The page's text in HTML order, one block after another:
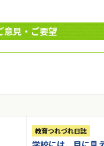
意見・ご要望
教育つれづれ日誌